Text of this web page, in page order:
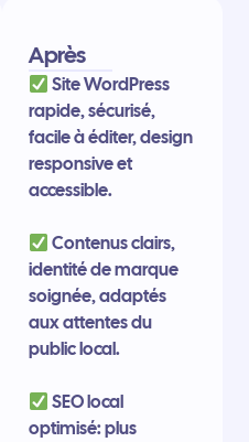
Après
Site WordPress
rapide, sécurisé,
facile à éditer, design
responsive et
accessible.
Contenus clairs,
identité de marque
soignée, adaptés
aux attentes du
public local.
SEO local
optimisé: plus